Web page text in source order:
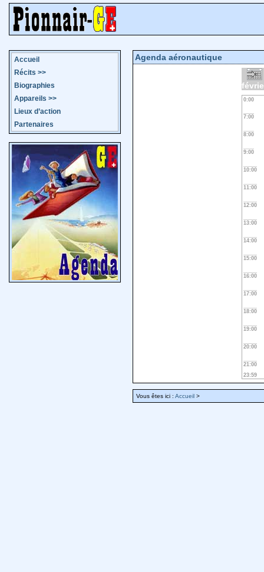
Accueil
Récits >>
Biographies
Appareils >>
Lieux d’action
Partenaires
Agenda aéronautique
0:00
7:00
8:00
9:00
10:00
11:00
12:00
13:00
14:00
15:00
16:00
17:00
18:00
19:00
20:00
21:00
23:59
Vous êtes ici : Accueil >